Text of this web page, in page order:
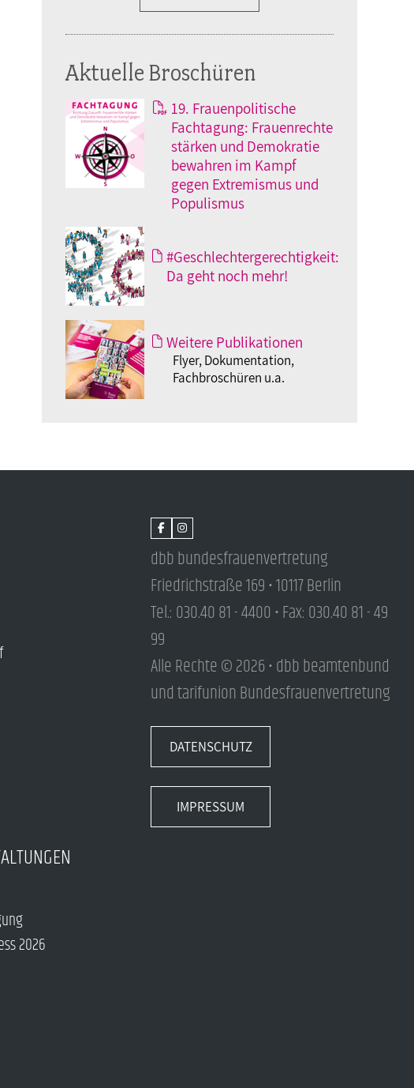
Aktuelle Broschüren
19. Frauenpolitische
Fachtagung: Frauenrechte
stärken und Demokratie
bewahren im Kampf
gegen Extremismus und
Populismus
#Geschlechtergerechtigkeit:
Da geht noch mehr!
Weitere Publikationen
Flyer, Dokumentation,
Fachbroschüren u.a.
2026
dbb bundesfrauenvertretung
Friedrichstraße 169 • 10117 Berlin
Tel.: 030.40 81 - 4400 • Fax: 030.40 81 - 49
99
Alle Rechte © 2026 • dbb beamtenbund
und tarifunion Bundesfrauenvertretung
DATENSCHUTZ
IMPRESSUM